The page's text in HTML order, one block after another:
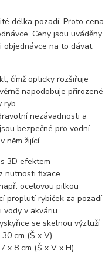
délka pozadí. Proto cena
Ceny jsou uváděny
objednávce na to dávat
čímž opticky rozšiřuje
napodobuje přirozené
ryb.
nezávadnosti a
bezpečné pro vodní
něm žijící.
3D efektem
nutnosti fixace
ocelovou pilkou
proplutí rybiček za pozadí
vody v akváriu
se skelnou výztuží
cm (Š x V)
x 8 cm (Š x V x H)